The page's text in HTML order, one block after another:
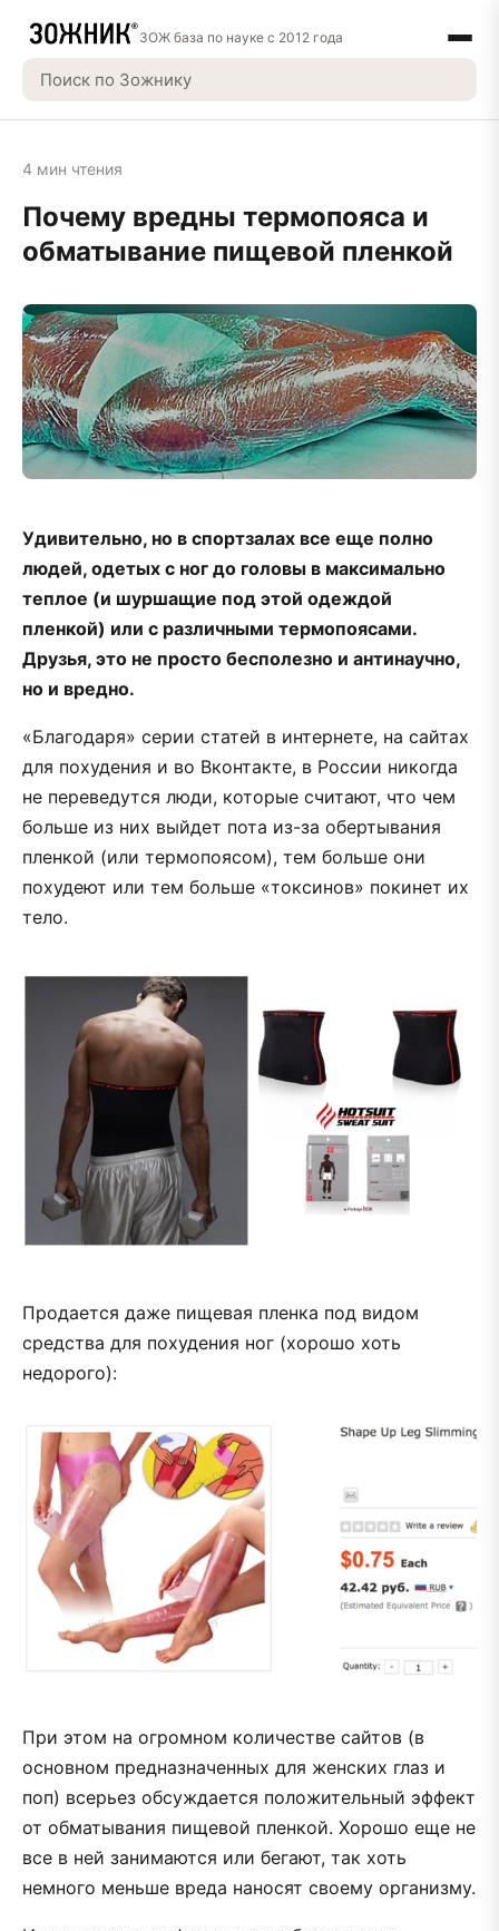
ЗОЖ база по науке с 2012 года
4 мин чтения
Почему вредны термопояса и
обматывание пищевой пленкой
Удивительно, но в спортзалах все еще полно
людей, одетых с ног до головы в максимально
теплое (и шуршащие под этой одеждой
пленкой) или с различными термопоясами.
Друзья, это не просто бесполезно и антинаучно,
но и вредно.
«Благодаря» серии статей в интернете, на сайтах
для похудения и во Вконтакте, в России никогда
не переведутся люди, которые считают, что чем
больше из них выйдет пота из-за обертывания
пленкой (или термопоясом), тем больше они
похудеют или тем больше «токсинов» покинет их
тело.
Продается даже пищевая пленка под видом
средства для похудения ног (хорошо хоть
недорого):
При этом на огромном количестве сайтов (в
основном предназначенных для женских глаз и
поп) всерьез обсуждается положительный эффект
от обматывания пищевой пленкой. Хорошо еще не
все в ней занимаются или бегают, так хоть
немного меньше вреда наносят своему организму.